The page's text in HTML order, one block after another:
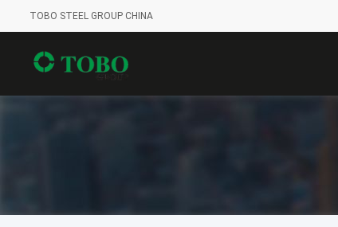
TOBO STEEL GROUP CHINA